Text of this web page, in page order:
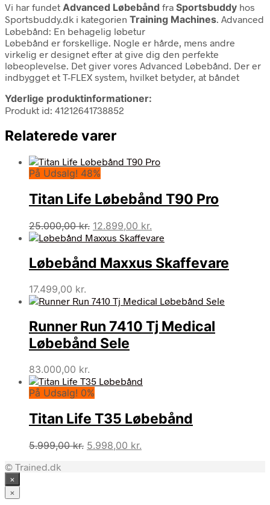
Vi har fundet Advanced Løbebånd fra Sportsbuddy hos
Sportsbuddy.dk i kategorien Training Machines. Advanced
Løbebånd: En behagelig løbetur
Løbebånd er forskellige. Nogle er hårde, mens andre
virkelig er designet efter at give dig den perfekte
løbeoplevelse. Det giver vores Advanced Løbebånd. Der er
indbygget et T-FLEX system, hvilket betyder, at båndet
Yderlige produktinformationer:
Produkt id: 41212641738852
Relaterede varer
På Udsalg! 48%
Titan Life Løbebånd T90 Pro
25.000,00kr. Den
oprindelige
var:
25.000,00 kr..
12.899,00 kr.
aktuelle
er:
12.899,00 kr..
Løbebånd Maxxus Skaffevare
17.499,00 kr.
Runner Run 7410 Tj Medical
Løbebånd Sele
83.000,00 kr.
På Udsalg! 0%
Titan Life T35 Løbebånd
5.999,00kr. Den
5.998,00 kr.
© Trained.dk
×
×